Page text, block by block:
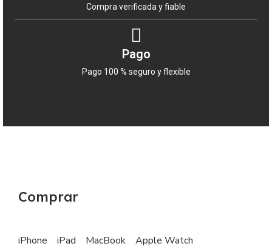
Compra verificada y fiable
Pago
Pago 100 % seguro y flexible
Comprar
iPhone iPad MacBook
Apple Watch